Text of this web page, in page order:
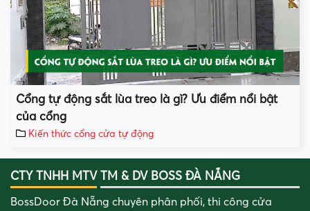
Cổng tự động sắt lùa treo là gì? Ưu điểm nổi bật
của cổng
Kiến thức cổng cửa tự động
CTY TNHH MTV TM & DV BOSS ĐÀ NẴNG
BossDoor Đà Nẵng chuyên phân phối, thi công cửa